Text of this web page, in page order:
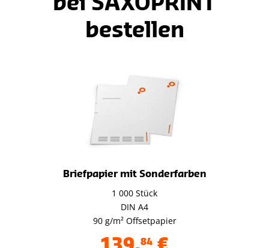
bestellen
Briefpapier mit Sonderfarben
1 000 Stück
DIN A4
90 g/m² Offsetpapier
84